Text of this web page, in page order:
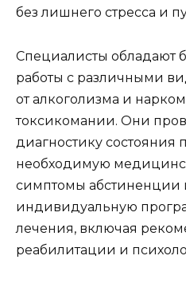
без лишнего стресса и
Специалисты обладают
работы с различными
от алкоголизма и
токсикомании. Они
диагностику состояния
необходимую
симптомы абстиненции
индивидуальную
лечения, включая
реабилитации и